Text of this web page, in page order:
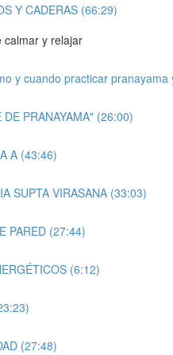
Y CADERAS (66:29)
calmar y relajar
y cuando practicar
PRANAYAMA" (26:00)
A (43:46)
SUPTA VIRASANA (33:03)
PARED (27:44)
(6:12)
(27:48)